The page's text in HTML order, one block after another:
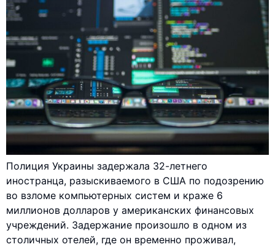
Полиция Украины задержала 32-летнего
иностранца, разыскиваемого в США по подозрению
во взломе компьютерных систем и краже 6
миллионов долларов у американских финансовых
учреждений. Задержание произошло в одном из
столичных отелей, где он временно проживал,